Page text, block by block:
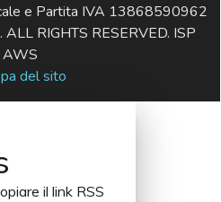
e Partita IVA 13868590962
RIGHTS RESERVED. ISP
AWS
del sito
il link RSS